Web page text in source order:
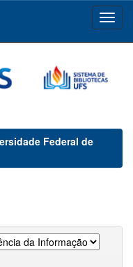
Federal de